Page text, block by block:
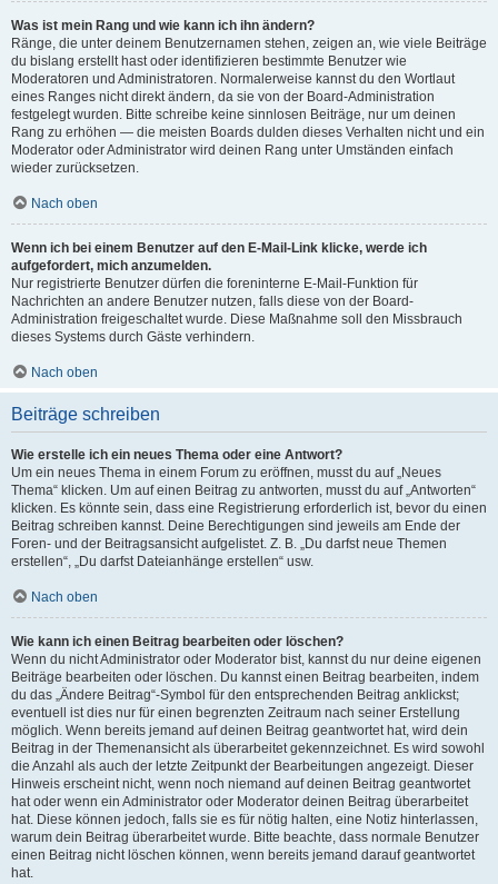
Was ist mein Rang und wie kann ich ihn ändern?
Ränge, die unter deinem Benutzernamen stehen, zeigen an, wie viele Beiträge
du bislang erstellt hast oder identifizieren bestimmte Benutzer wie
Moderatoren und Administratoren. Normalerweise kannst du den Wortlaut
eines Ranges nicht direkt ändern, da sie von der Board-Administration
festgelegt wurden. Bitte schreibe keine sinnlosen Beiträge, nur um deinen
Rang zu erhöhen — die meisten Boards dulden dieses Verhalten nicht und ein
Moderator oder Administrator wird deinen Rang unter Umständen einfach
wieder zurücksetzen.
Nach oben
Wenn ich bei einem Benutzer auf den E-Mail-Link klicke, werde ich
aufgefordert, mich anzumelden.
Nur registrierte Benutzer dürfen die foreninterne E-Mail-Funktion für
Nachrichten an andere Benutzer nutzen, falls diese von der Board-
Administration freigeschaltet wurde. Diese Maßnahme soll den Missbrauch
dieses Systems durch Gäste verhindern.
Nach oben
Beiträge schreiben
Wie erstelle ich ein neues Thema oder eine Antwort?
Um ein neues Thema in einem Forum zu eröffnen, musst du auf „Neues
Thema“ klicken. Um auf einen Beitrag zu antworten, musst du auf „Antworten“
klicken. Es könnte sein, dass eine Registrierung erforderlich ist, bevor du einen
Beitrag schreiben kannst. Deine Berechtigungen sind jeweils am Ende der
Foren- und der Beitragsansicht aufgelistet. Z. B. „Du darfst neue Themen
erstellen“, „Du darfst Dateianhänge erstellen“ usw.
Nach oben
Wie kann ich einen Beitrag bearbeiten oder löschen?
Wenn du nicht Administrator oder Moderator bist, kannst du nur deine eigenen
Beiträge bearbeiten oder löschen. Du kannst einen Beitrag bearbeiten, indem
du das „Ändere Beitrag“-Symbol für den entsprechenden Beitrag anklickst;
eventuell ist dies nur für einen begrenzten Zeitraum nach seiner Erstellung
möglich. Wenn bereits jemand auf deinen Beitrag geantwortet hat, wird dein
Beitrag in der Themenansicht als überarbeitet gekennzeichnet. Es wird sowohl
die Anzahl als auch der letzte Zeitpunkt der Bearbeitungen angezeigt. Dieser
Hinweis erscheint nicht, wenn noch niemand auf deinen Beitrag geantwortet
hat oder wenn ein Administrator oder Moderator deinen Beitrag überarbeitet
hat. Diese können jedoch, falls sie es für nötig halten, eine Notiz hinterlassen,
warum dein Beitrag überarbeitet wurde. Bitte beachte, dass normale Benutzer
einen Beitrag nicht löschen können, wenn bereits jemand darauf geantwortet
hat.